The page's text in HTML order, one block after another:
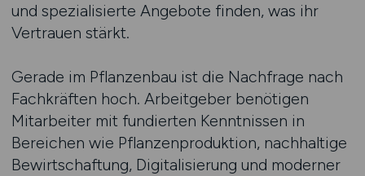
und spezialisierte Angebote finden, was ihr
Vertrauen stärkt.
Gerade im Pflanzenbau ist die Nachfrage nach
Fachkräften hoch. Arbeitgeber benötigen
Mitarbeiter mit fundierten Kenntnissen in
Bereichen wie Pflanzenproduktion, nachhaltige
Bewirtschaftung, Digitalisierung und moderner